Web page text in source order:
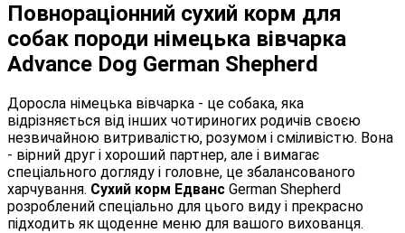
Повнораціонний сухий корм для
собак породи німецька вівчарка
Advance Dog German Shepherd
Доросла німецька вівчарка - це собака, яка
відрізняється від інших чотириногих родичів своєю
незвичайною витривалістю, розумом і сміливістю. Вона
- вірний друг і хороший партнер, але і вимагає
спеціального догляду і головне, це збалансованого
харчування. Сухий корм Едванс German Shepherd
розроблений спеціально для цього виду і прекрасно
підходить як щоденне меню для вашого вихованця.